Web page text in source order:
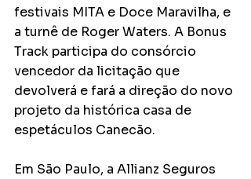
festivais MITA e Doce Maravilha, e
a turnê de Roger Waters. A Bonus
Track participa do consórcio
vencedor da licitação que
devolverá e fará a direção do novo
projeto da histórica casa de
espetáculos Canecão.
Em São Paulo, a Allianz Seguros